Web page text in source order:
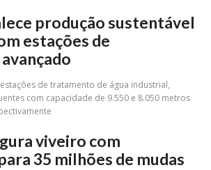
produção sustentável
estações de
de tratamento de água industrial,
com capacidade de 9.550 e 8.050 metros
viveiro com
35 milhões de mudas